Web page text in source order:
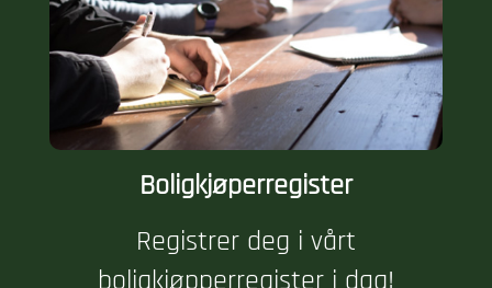
Boligkjøperregister
Registrer deg i vårt